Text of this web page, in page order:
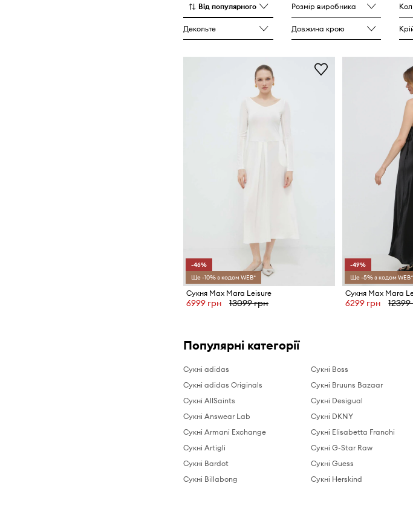
Від популярного Розмір виробника
Декольте Довжина крою
-46%
Ще -10% з кодом WEB*
Сукня Max Mara Leisure
6999 грн 13099 грн
-49%
Ще -5% з кодом WEB*
Сукня Max Mara
6299 грн
Популярні категорії
Сукні adidas
Сукні adidas Originals
Сукні AllSaints
Сукні Answear Lab
Сукні Armani Exchange
Сукні Artigli
Сукні Bardot
Сукні Billabong
Сукні Boss
Сукні Bruuns Bazaar
Сукні Desigual
Сукні DKNY
Сукні Elisabetta Franchi
Сукні G-Star Raw
Сукні Guess
Сукні Herskind